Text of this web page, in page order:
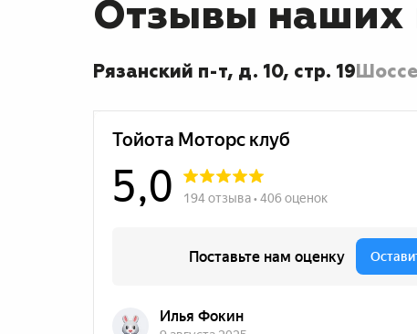
Отзывы наших
Рязанский п-т, д. 10, стр. 19